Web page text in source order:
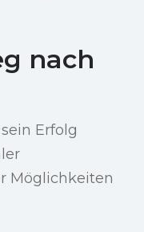
nach
Erfolg
Möglichkeiten